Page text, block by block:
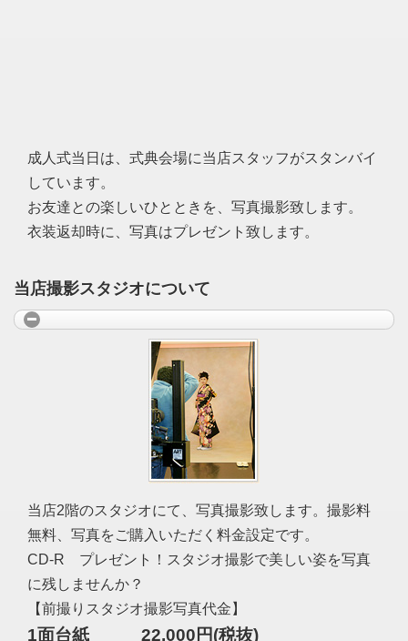
成人式当日は、式典会場に当店スタッフがスタンバイ
しています。
お友達との楽しいひとときを、写真撮影致します。
衣装返却時に、写真はプレゼント致します。
当店撮影スタジオについて
当店2階のスタジオにて、写真撮影致します。撮影料
無料、写真をご購入いただく料金設定です。
CD-R プレゼント！スタジオ撮影で美しい姿を写真
に残しませんか？
【前撮りスタジオ撮影写真代金】
1面台紙 22,000円(税抜)